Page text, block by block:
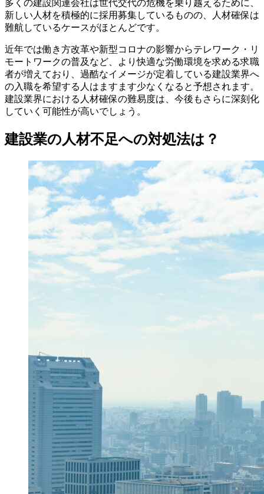
多くの建設関連会社は世代交代の危機を乗り越えるために、
新しい人材を積極的に採用募集しているものの、人材確保は
難航しているケースがほとんどです。
近年では働き方改革や新型コロナの影響からテレワーク・リ
モートワークの普及など、より快適な労働環境を求める求職
者が増えており、過酷なイメージが定着している建設業界へ
の入職を希望する人はますます少なくなると予想されます。
建設業界における人材確保の難易度は、今後もさらに深刻化
していく可能性が高いでしょう。
建設業の人材不足への対処法は？